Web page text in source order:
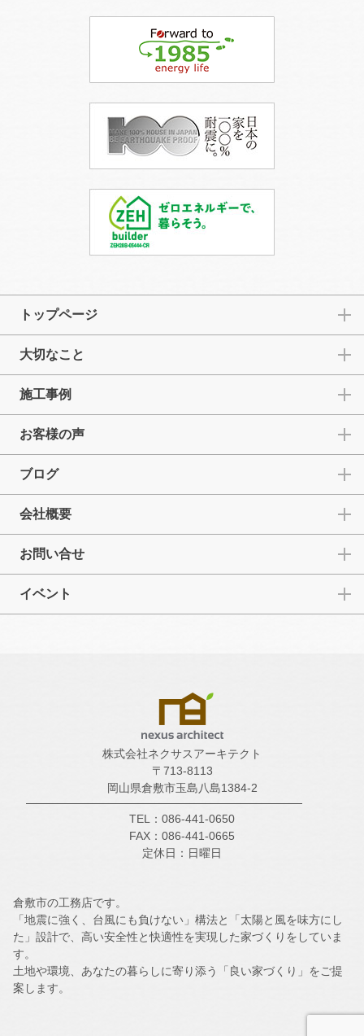
トップページ
大切なこと
施工事例
お客様の声
ブログ
会社概要
お問い合せ
イベント
株式会社ネクサスアーキテクト
〒713-8113
岡山県倉敷市玉島八島1384-2
TEL：086-441-0650
FAX：086-441-0665
定休日：日曜日
倉敷市の工務店です。
「地震に強く、台風にも負けない」構法と「太陽と風を味方にし
た」設計で、高い安全性と快適性を実現した家づくりをしていま
す。
土地や環境、あなたの暮らしに寄り添う「良い家づくり」をご提
案します。